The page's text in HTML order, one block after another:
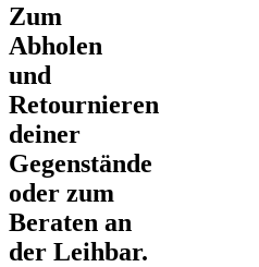
Zum
Abholen
und
Retournieren
deiner
Gegenstände
oder zum
Beraten an
der Leihbar.